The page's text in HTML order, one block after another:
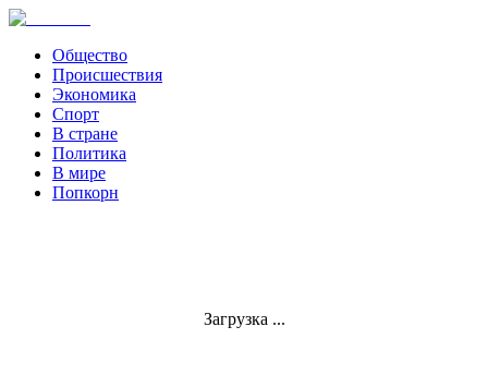
Общество
Происшествия
Экономика
Спорт
В стране
Политика
В мире
Попкорн
Загрузка ...